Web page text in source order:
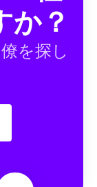
か？
を探し